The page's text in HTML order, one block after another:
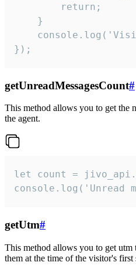
        return;
    }
});
getUnreadMessagesCount#
This method allows you to get the
the agent.
let count =
console.log('Unread
getUtm#
This method allows you to get utm
them at the time of the visitor's first